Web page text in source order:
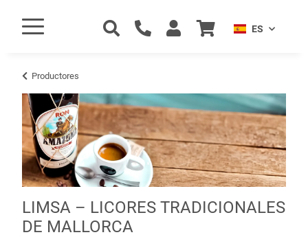
ES
Productores
LIMSA – LICORES TRADICIONALES
DE MALLORCA